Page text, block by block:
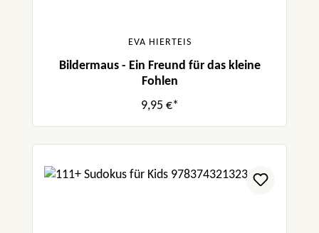
EVA HIERTEIS
Bildermaus - Ein Freund für das kleine
Fohlen
9,95 €*